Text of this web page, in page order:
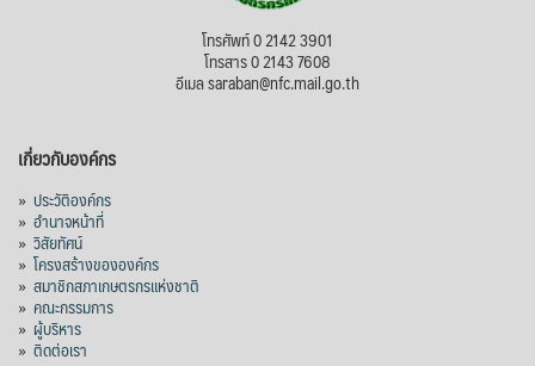
โทรศัพท์ 0 2142 3901
โทรสาร 0 2143 7608
อีเมล saraban@nfc.mail.go.th
เกี่ยวกับองค์กร
» ประวัติองค์กร
» อำนาจหน้าที่
» วิสัยทัศน์
» โครงสร้างขององค์กร
» สมาชิกสภาเกษตรกรแห่งชาติ
» คณะกรรมการ
» ผู้บริหาร
» ติดต่อเรา